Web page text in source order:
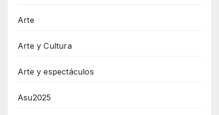
Arte
Arte y Cultura
Arte y espectáculos
Asu2025